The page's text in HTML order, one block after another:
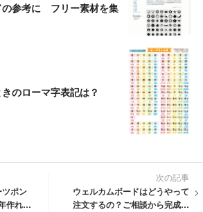
の参考に フリー素材を集
のローマ字表記は？
ポン
作れる
次の記事
ウェルカムボードはどうやって
注文するの？ご相談から完成ま